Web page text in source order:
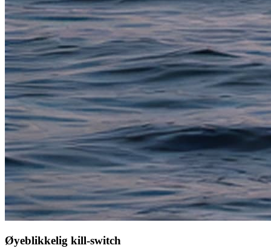
Øyeblikkelig kill-switch